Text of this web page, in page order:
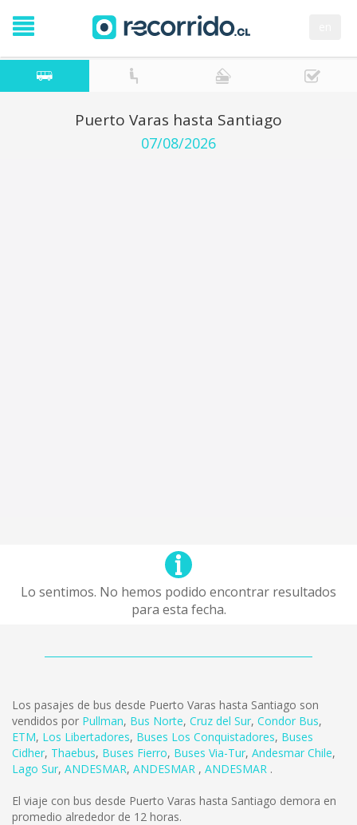
Puerto Varas hasta Santiago
07/08/2026
Lo sentimos. No hemos podido encontrar resultados
para esta fecha.
Los pasajes de bus desde Puerto Varas hasta Santiago son
vendidos por Pullman, Bus Norte, Cruz del Sur, Condor Bus,
ETM, Los Libertadores, Buses Los Conquistadores, Buses
Cidher, Thaebus, Buses Fierro, Buses Via-Tur, Andesmar Chile,
Lago Sur, ANDESMAR, ANDESMAR , ANDESMAR .
El viaje con bus desde Puerto Varas hasta Santiago demora en
promedio alrededor de 12 horas.